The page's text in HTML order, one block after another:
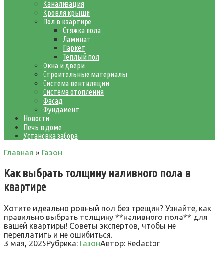
Канализация
Кровля крыши
Пол в квартире
Стяжка пола
Ламинат
Паркет
Теплый пол
Окна и двери
Строительные материалы
Система вентиляции
Система отопления
Фасад
Фундамент
Новости
Печь в доме
Установка забора
Главная » Газон
Как выбрать толщину наливного пола в
квартире
Хотите идеально ровный пол без трещин? Узнайте, как
правильно выбрать толщину **наливного пола** для
вашей квартиры! Советы экспертов, чтобы не
переплатить и не ошибиться.
3 мая, 2025Рубрика: ГазонАвтор: Redactor